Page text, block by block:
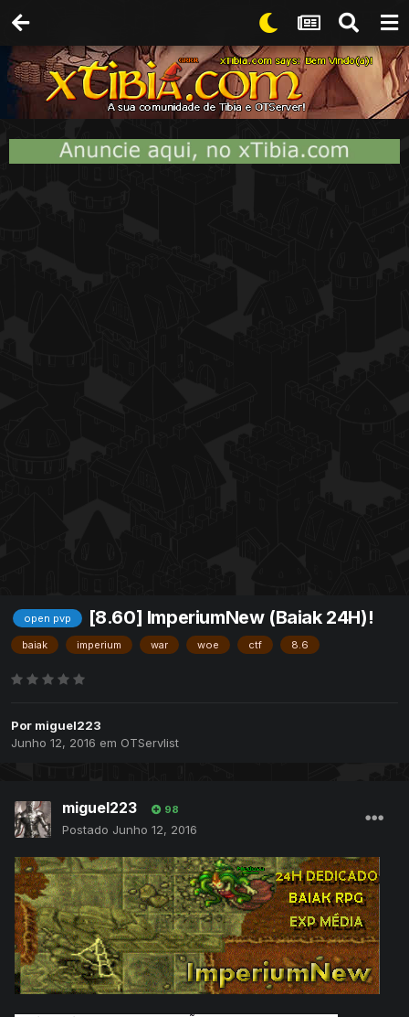
open pvp [8.60] ImperiumNew (Baiak 24H)!
baiak imperium war woe ctf 8.6
Por miguel223
Junho 12, 2016 em OTServlist
miguel223 98
Postado Junho 12, 2016